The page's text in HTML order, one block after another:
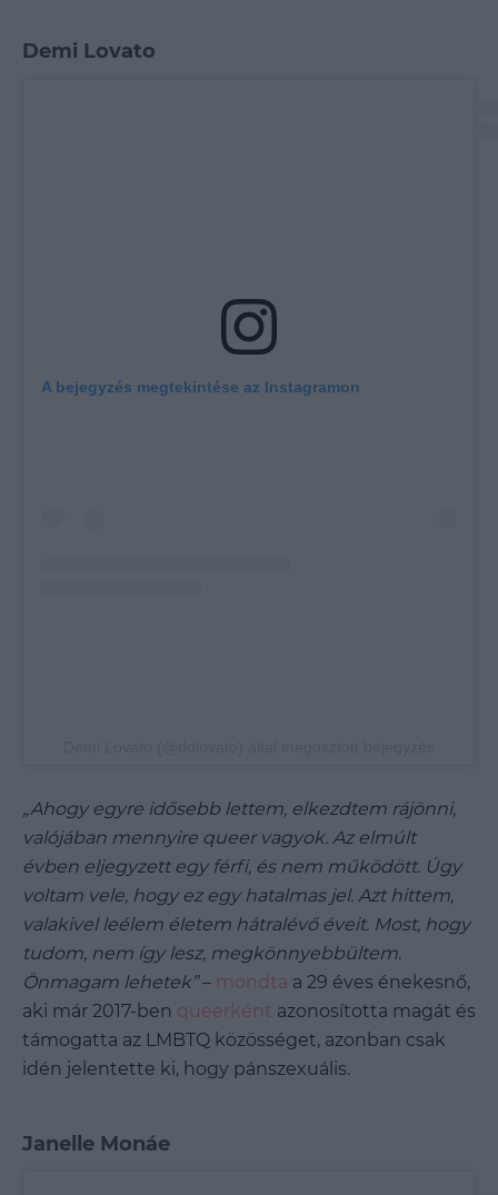
Demi Lovato
A bejegyzés megtekintése az Instagramon
„Ahogy egyre idősebb lettem, elkezdtem rájönni,
valójában mennyire queer vagyok. Az elmúlt
évben eljegyzett egy férfi, és nem működött. Úgy
voltam vele, hogy ez egy hatalmas jel. Azt hittem,
valakivel leélem életem hátralévő éveit. Most, hogy
tudom, nem így lesz, megkönnyebbültem.
Önmagam lehetek”– mondta a 29 éves énekesnő,
aki már 2017-ben queerként azonosította magát és
támogatta az LMBTQ közösséget, azonban csak
idén jelentette ki, hogy pánszexuális.
Janelle Monáe